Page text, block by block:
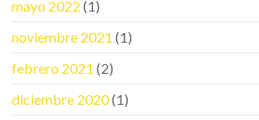
mayo 2022 (1)
noviembre 2021 (1)
febrero 2021 (2)
diciembre 2020(1)